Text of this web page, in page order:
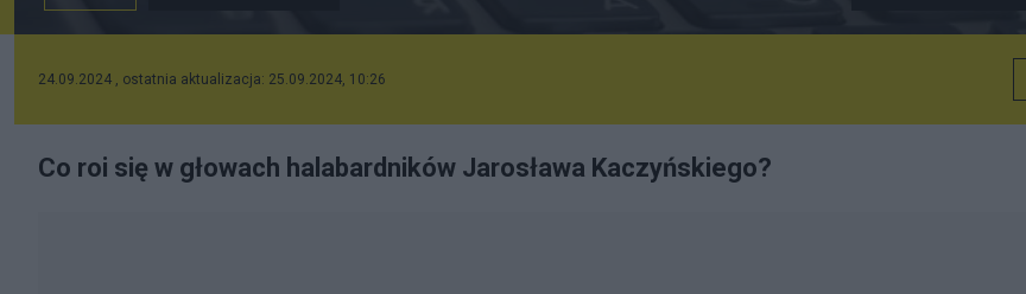
24.09.2024 , ostatnia aktualizacja: 25.09.2024, 10:26
Co roi się w głowach halabardników Jarosława Kaczyńskiego?